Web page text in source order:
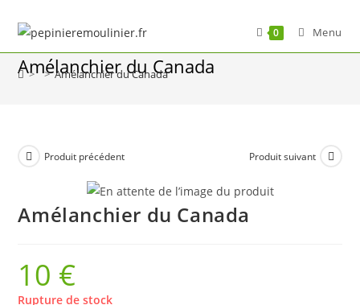
content
0 Menu
Amélanchier du Canada
> > Amélanchier du Canada
Produit précédent Produit suivant
Amélanchier du Canada
10 €
Rupture de stock